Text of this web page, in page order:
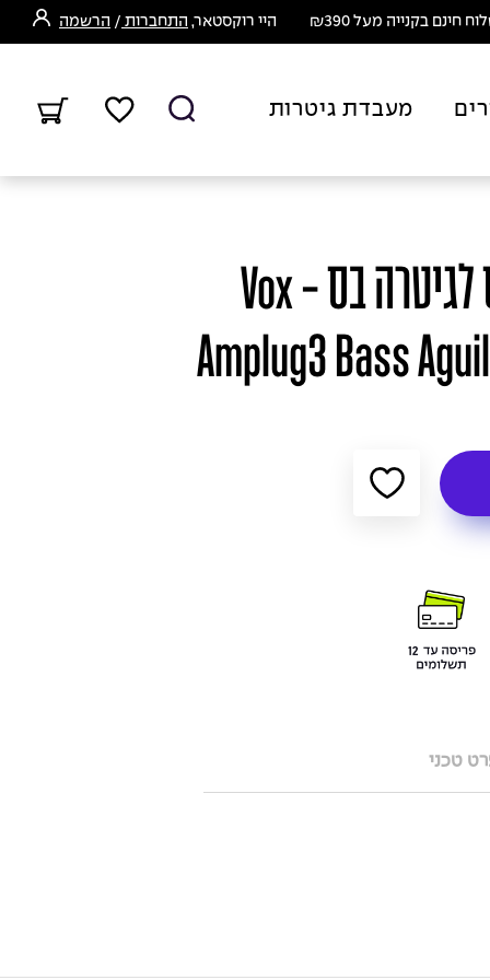
חינם בקנייה מעל ₪390 היי רוקסטאר, התחברות / הרשמה
מעבדת גיטרות
מגבר אוזניות ווקס לגיטרה בס - Vox
Amplug3 Bass
טכני